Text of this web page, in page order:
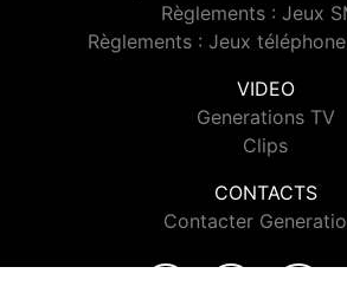
Règlements : Jeux
Règlements : Jeux
VIDEO
Generations TV
Clips
CONTACTS
Contacter